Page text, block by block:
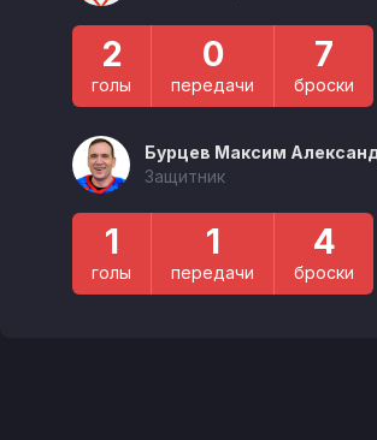
2
голы
0
передачи
7
броски
Бурцев Максим
Защитник
1
голы
1
передачи
4
броски